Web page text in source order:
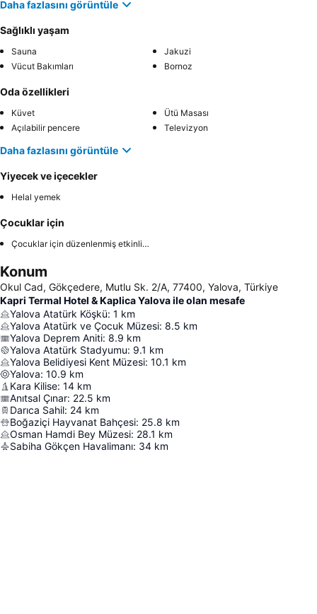
Daha fazlasını görüntüle
Sağlıklı yaşam
Sauna
Jakuzi
Vücut Bakımları
Bornoz
Oda özellikleri
Küvet
Ütü Masası
Açılabilir pencere
Televizyon
Daha fazlasını görüntüle
Yiyecek ve içecekler
Helal yemek
Çocuklar için
Çocuklar için düzenlenmiş etkinlikler
Konum
Okul Cad, Gökçedere, Mutlu Sk. 2/A, 77400, Yalova, Türkiye
Kapri Termal Hotel & Kaplica Yalova ile olan mesafe
Yalova Atatürk Köşkü: 1 km
Yalova Atatürk ve Çocuk Müzesi: 8.5 km
Yalova Deprem Aniti: 8.9 km
Yalova Atatürk Stadyumu: 9.1 km
Yalova Belidiyesi Kent Müzesi: 10.1 km
Yalova: 10.9 km
Kara Kilise: 14 km
Anıtsal Çınar: 22.5 km
Darıca Sahil: 24 km
Boğaziçi Hayvanat Bahçesi: 25.8 km
Osman Hamdi Bey Müzesi: 28.1 km
Sabiha Gökçen Havalimanı: 34 km